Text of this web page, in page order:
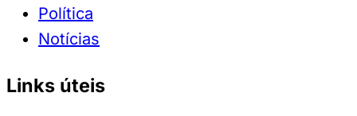
Política
Notícias
Links úteis